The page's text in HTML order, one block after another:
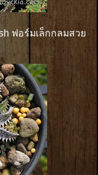
ฟอร์มเล็กกลมสวย